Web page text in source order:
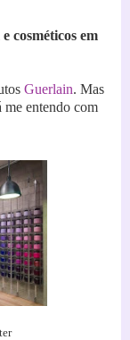
cosméticos em
Guerlain. Mas
me entendo com